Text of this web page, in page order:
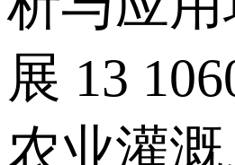
展 13
农业灌